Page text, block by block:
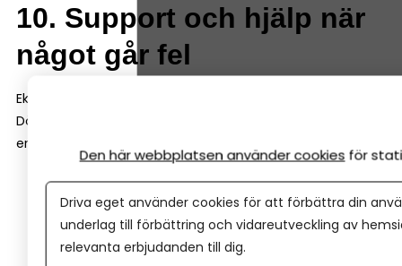
10. Support och hjälp när
något går fel
Ekonomi är ett område där det är viktigt att det blir rätt.
Därför är det en stor fördel om bokföringsprogrammet
erbjuder bra support. Det kan till exempel vara:
chatt eller telefon
guider och utbildningar
hjälpcenter online
Den här webbplatsen använder cookies för
Driva eget använder cookies för att förbättra din
underlag till förbättring och vidareutveckling av
relevanta erbjudanden till dig.